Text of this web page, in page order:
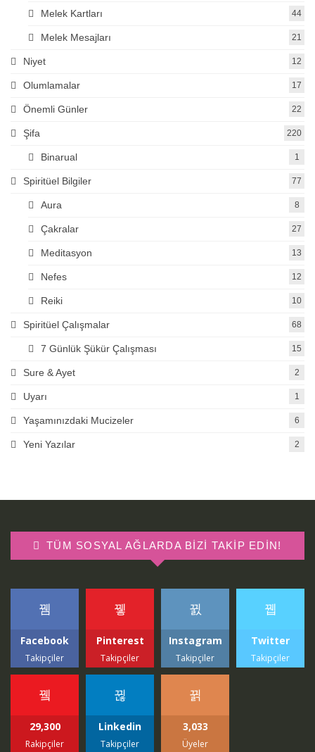
Melek Kartları 44
Melek Mesajları 21
Niyet 12
Olumlamalar 17
Önemli Günler 22
Şifa 220
Binarual 1
Spiritüel Bilgiler 77
Aura 8
Çakralar 27
Meditasyon 13
Nefes 12
Reiki 10
Spiritüel Çalışmalar 68
7 Günlük Şükür Çalışması 15
Sure & Ayet 2
Uyarı 1
Yaşamınızdaki Mucizeler 6
Yeni Yazılar 2
TÜM SOSYAL AĞLARDA BIZI TAKIP EDIN!
Facebook
Takipçiler
Pinterest
Takipçiler
Instagram
Takipçiler
Twitter
Takipçiler
29,300
Rakipçiler
Linkedin
Takipçiler
3,033
Üyeler